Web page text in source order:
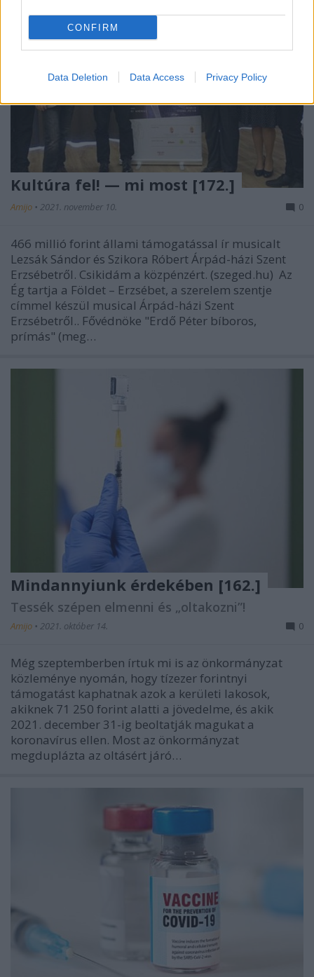
CONFIRM
Data Deletion Data Access Privacy Policy
Kultúra fel! — mi most [172.]
Amijo • 2021. november 10. 0
466 millió forint állami támogatással ír musicalt
Lezsák Sándor és Szikora Róbert Árpád-házi Szent
Erzsébetről. Csikidám a közpénzért. (szeged.hu) Az
Ég tartja a Földet – Erzsébet, a szerelem szentje
címmel készül musical Árpád-házi Szent
Erzsébetről.. Fővédnöke "Erdő Péter bíboros,
prímás" (meg…
Mindannyiunk érdekében [162.]
Tessék szépen elmenni és „oltakozni”!
Amijo • 2021. október 14. 0
Még szeptemberben írtuk mi is az önkormányzat
közleménye nyomán, hogy tízezer forintnyi
támogatást kaphatnak azok a kerületi lakosok,
akiknek 71 250 forint alatti a jövedelme, és akik
2021. december 31-ig beoltatják magukat a
koronavírus ellen. Most az önkormányzat
megduplázta az oltásért járó…